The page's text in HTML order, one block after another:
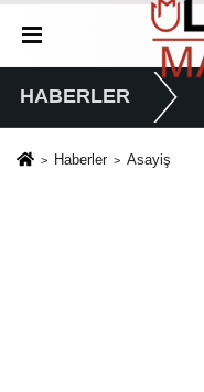
HABERLER
Haberler Asayiş